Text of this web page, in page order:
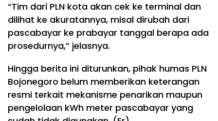
“Tim dari PLN kota akan cek ke terminal dan
dilihat ke akuratannya, misal dirubah dari
pascabayar ke prabayar tanggal berapa ada
prosedurnya,” jelasnya.
Hingga berita ini diturunkan, pihak humas PLN
Bojonegoro belum memberikan keterangan
resmi terkait mekanisme penarikan maupun
pengelolaan kWh meter pascabayar yang